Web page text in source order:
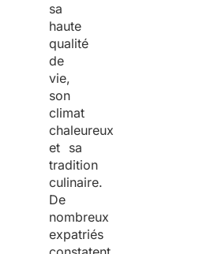
sa
haute
qualité
de
vie,
son
climat
chaleureux
et sa
tradition
culinaire.
De
nombreux
expatriés